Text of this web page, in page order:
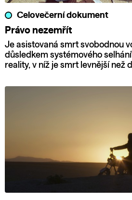
Celovečerní dokument
Právo nezemřít
Je asistovaná smrt svobodnou
důsledkem systémového
reality, v níž je smrt levnější než